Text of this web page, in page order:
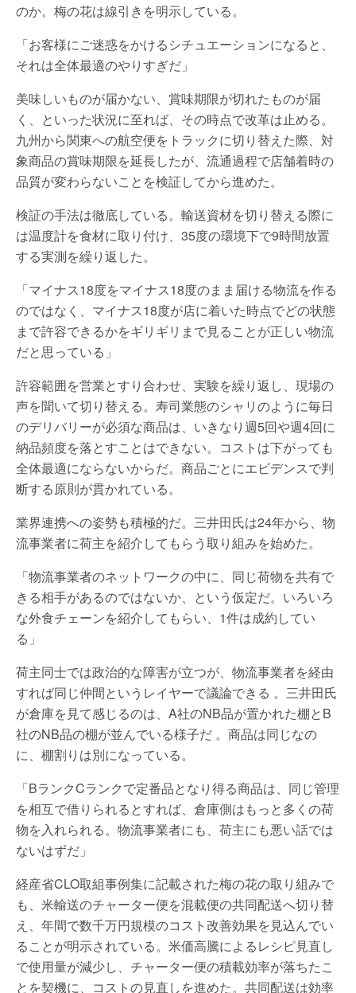
のか。梅の花は線引きを明示している。
「お客様にご迷惑をかけるシチュエーションになると、
それは全体最適のやりすぎだ」
美味しいものが届かない、賞味期限が切れたものが届
く、といった状況に至れば、その時点で改革は止める。
九州から関東への航空便をトラックに切り替えた際、対
象商品の賞味期限を延長したが、流通過程で店舗着時の
品質が変わらないことを検証してから進めた。
検証の手法は徹底している。輸送資材を切り替える際に
は温度計を食材に取り付け、35度の環境下で9時間放置
する実測を繰り返した。
「マイナス18度をマイナス18度のまま届ける物流を作る
のではなく、マイナス18度が店に着いた時点でどの状態
まで許容できるかをギリギリまで見ることが正しい物流
だと思っている」
許容範囲を営業とすり合わせ、実験を繰り返し、現場の
声を聞いて切り替える。寿司業態のシャリのように毎日
のデリバリーが必須な商品は、いきなり週5回や週4回に
納品頻度を落とすことはできない。コストは下がっても
全体最適にならないからだ。商品ごとにエビデンスで判
断する原則が貫かれている。
業界連携への姿勢も積極的だ。三井田氏は24年から、物
流事業者に荷主を紹介してもらう取り組みを始めた。
「物流事業者のネットワークの中に、同じ荷物を共有で
きる相手があるのではないか、という仮定だ。いろいろ
な外食チェーンを紹介してもらい、1件は成約してい
る」
荷主同士では政治的な障害が立つが、物流事業者を経由
すれば同じ仲間というレイヤーで議論できる 。三井田氏
が倉庫を見て感じるのは、A社のNB品が置かれた棚とB
社のNB品の棚が並んでいる様子だ 。商品は同じなの
に、棚割りは別になっている。
「BランクCランクで定番品となり得る商品は、同じ管理
を相互で借りられるとすれば、倉庫側はもっと多くの荷
物を入れられる。物流事業者にも、荷主にも悪い話では
ないはずだ」
経産省CLO取組事例集に記載された梅の花の取り組みで
も、米輸送のチャーター便を混載便の共同配送へ切り替
え、年間で数千万円規模のコスト改善効果を見込んでい
ることが明示されている。米価高騰によるレシピ見直し
で使用量が減少し、チャーター便の積載効率が落ちたこ
とを契機に、コストの見直しを進めた。共同配送は効率